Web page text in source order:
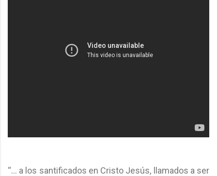
“… a los santificados en Cristo Jesús, llamados a ser